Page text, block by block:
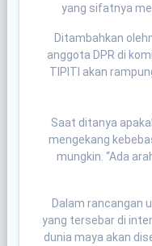
yang sifatnya
Ditambahkan
anggota DPR di
TIPITI akan
Saat ditanya
mengekang
mungkin. “Ada
Dalam rancangan
yang tersebar di
dunia maya akan